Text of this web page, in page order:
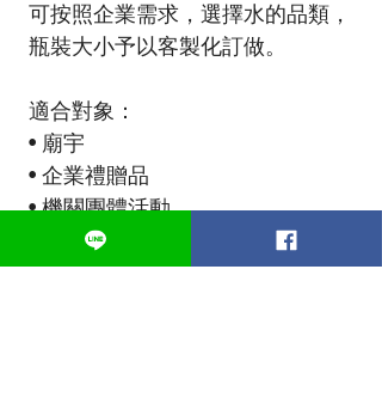
可按照企業需求，選擇水的品類，
瓶裝大小予以客製化訂做。
適合對象：
• 廟宇
• 企業禮贈品
• 機關團體活動
歡迎洽詢